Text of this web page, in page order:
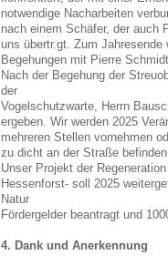
notwendige Nacharbeiten
nach einem Schäfer, der auch
uns übertr.gt. Zum Jahresende
Begehungen mit Pierre
Nach der Begehung der
der
Vogelschutzwarte, Herrn
ergeben. Wir werden 2025
mehreren Stellen vornehmen
zu dicht an der Straße
Unser Projekt der
Hessenforst- soll 2025
Natur
Fördergelder beantragt und
4. Dank und Anerkennung